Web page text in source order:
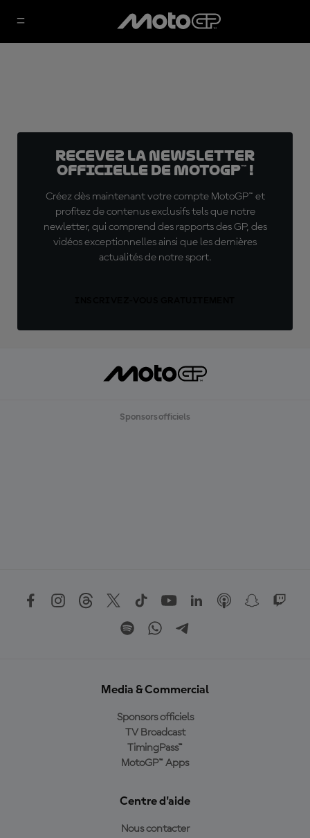
Recevez la Newsletter
officielle de MotoGP™ !
Créez dès maintenant votre compte MotoGP™ et
profitez de contenus exclusifs tels que notre
newletter, qui comprend des rapports des GP, des
vidéos exceptionnelles ainsi que les dernières
actualités de notre sport.
Sponsors officiels
Media & Commercial
Sponsors officiels
TV Broadcast
TimingPass™
MotoGP™ Apps
Centre d'aide
Nous contacter